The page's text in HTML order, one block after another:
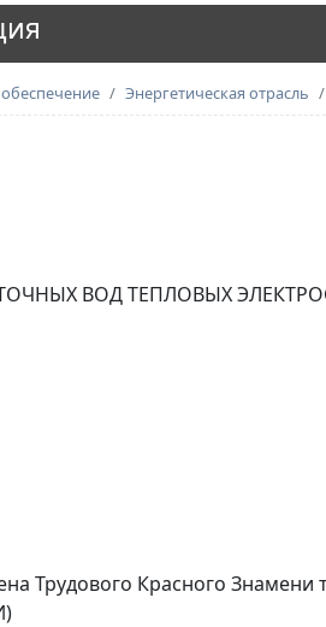
Энергетическая отрасль
ВОД ТЕПЛОВЫХ
Трудового Красного Знамени